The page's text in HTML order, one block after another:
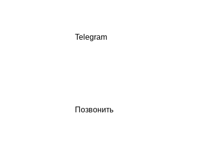
Telegram
Позвонить